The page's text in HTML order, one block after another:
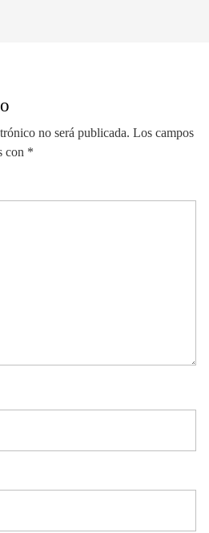
no será publicada. Los campos
con *